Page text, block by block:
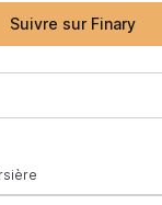
Suivre sur Finary